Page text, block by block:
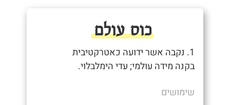
כוס עולם
1. נקבה אשר ידועה כאטרקטיבית
בקנה מידה עולמי; עדי הימלבלוי.
שימושים